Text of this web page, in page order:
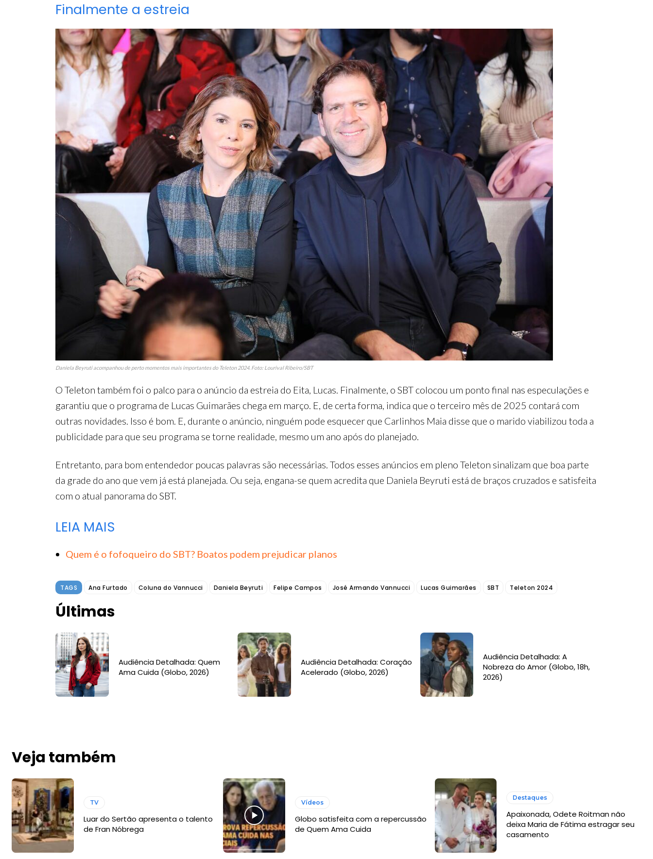
Finalmente a estreia
Daniela Beyruti acompanhou de perto momentos mais importantes do Teleton 2024. Foto: Lourival Ribeiro/SBT
O Teleton também foi o palco para o anúncio da estreia do Eita, Lucas. Finalmente, o SBT colocou um ponto final nas especulações e
garantiu que o programa de Lucas Guimarães chega em março. E, de certa forma, indica que o terceiro mês de 2025 contará com
outras novidades. Isso é bom. E, durante o anúncio, ninguém pode esquecer que Carlinhos Maia disse que o marido viabilizou toda a
publicidade para que seu programa se torne realidade, mesmo um ano após do planejado.
Entretanto, para bom entendedor poucas palavras são necessárias. Todos esses anúncios em pleno Teleton sinalizam que boa parte
da grade do ano que vem já está planejada. Ou seja, engana-se quem acredita que Daniela Beyruti está de braços cruzados e satisfeita
com o atual panorama do SBT.
LEIA MAIS
Quem é o fofoqueiro do SBT? Boatos podem prejudicar planos
TAGS Ana Furtado Coluna do Vannucci Daniela Beyruti Felipe Campos José Armando Vannucci Lucas Guimarães SBT Teleton 2024
Últimas
Audiência Detalhada: Quem
Ama Cuida (Globo, 2026)
Audiência Detalhada: Coração
Acelerado (Globo, 2026)
Audiência Detalhada: A
Nobreza do Amor (Globo, 18h,
2026)
Veja também
TV
Luar do Sertão apresenta o talento
de Fran Nóbrega
Vídeos
Globo satisfeita com a repercussão
de Quem Ama Cuida
Destaques
Apaixonada, Odete Roitman não
deixa Maria de Fátima estragar seu
casamento